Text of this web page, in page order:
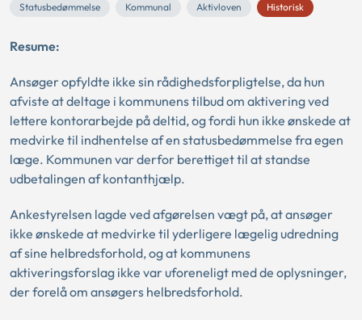
Statusbedømmelse
Kommunal Aktivloven Historisk
Resume:
Ansøger opfyldte ikke sin rådighedsforpligtelse, da hun
afviste at deltage i kommunens tilbud om aktivering ved
lettere kontorarbejde på deltid, og fordi hun ikke ønskede at
medvirke til indhentelse af en statusbedømmelse fra egen
læge. Kommunen var derfor berettiget til at standse
udbetalingen af kontanthjælp.
Ankestyrelsen lagde ved afgørelsen vægt på, at ansøger
ikke ønskede at medvirke til yderligere lægelig udredning
af sine helbredsforhold, og at kommunens
aktiveringsforslag ikke var uforeneligt med de oplysninger,
der forelå om ansøgers helbredsforhold.